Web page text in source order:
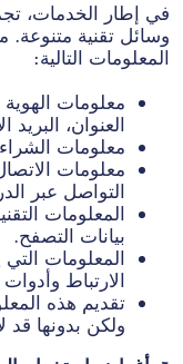
في إطار الخدمات،
وسائل تقنية
المعلومات التالية:
معلومات الهوية
العنوان، البريد
معلومات
معلومات
التواصل عبر
بيانات التصفح.
المعلومات
الارتباط
تقديم هذه
ولكن بدونها